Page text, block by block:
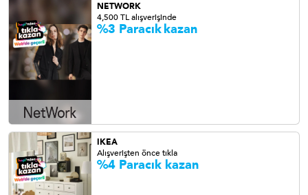
NETWORK
4,500 TL alışverişinde
%3 Paracıkkazan
IKEA
Alışverişten önce tıkla
%4 Paracık kazan